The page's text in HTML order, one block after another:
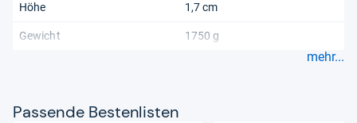
Höhe 1,7 cm
Gewicht 1750 g
mehr...
Pas­sende Bes­ten­lis­ten